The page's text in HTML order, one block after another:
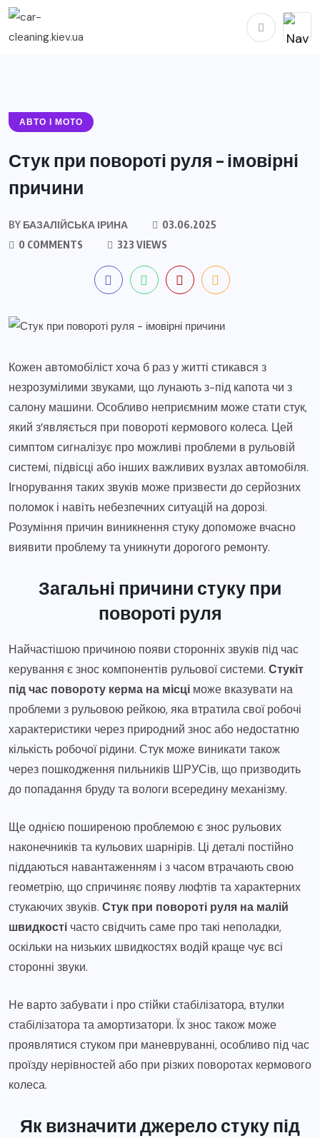
АВТО І МОТО
Стук при повороті руля – імовірні
причини
BY БАЗАЛІЙСЬКА ІРИНА
03.06.2025
0 COMMENTS
323 VIEWS
Кожен автомобіліст хоча б раз у житті стикався з
незрозумілими звуками, що лунають з-під капота чи з
салону машини. Особливо неприємним може стати стук,
який з’являється при повороті кермового колеса. Цей
симптом сигналізує про можливі проблеми в рульовій
системі, підвісці або інших важливих вузлах автомобіля.
Ігнорування таких звуків може призвести до серйозних
поломок і навіть небезпечних ситуацій на дорозі.
Розуміння причин виникнення стуку допоможе вчасно
виявити проблему та уникнути дорогого ремонту.
Загальні причини стуку при
повороті руля
Найчастішою причиною появи сторонніх звуків під час
керування є знос компонентів рульової системи. Стукіт
під час повороту керма на місці може вказувати на
проблеми з рульовою рейкою, яка втратила свої робочі
характеристики через природний знос або недостатню
кількість робочої рідини. Стук може виникати також
через пошкодження пильників ШРУСів, що призводить
до попадання бруду та вологи всередину механізму.
Ще однією поширеною проблемою є знос рульових
наконечників та кульових шарнірів. Ці деталі постійно
піддаються навантаженням і з часом втрачають свою
геометрію, що спричиняє появу люфтів та характерних
стукаючих звуків. Стук при повороті руля на малій
швидкості часто свідчить саме про такі неполадки,
оскільки на низьких швидкостях водій краще чує всі
сторонні звуки.
Не варто забувати і про стійки стабілізатора, втулки
стабілізатора та амортизатори. Їх знос також може
проявлятися стуком при маневруванні, особливо під час
проїзду нерівностей або при різких поворотах кермового
колеса.
Як визначити джерело стуку під